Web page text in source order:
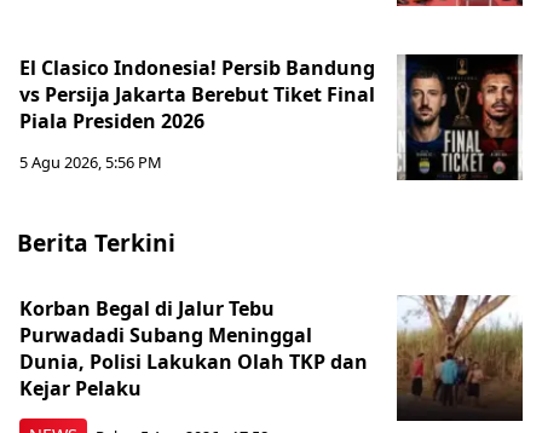
El Clasico Indonesia! Persib Bandung
vs Persija Jakarta Berebut Tiket Final
Piala Presiden 2026
5 Agu 2026, 5:56 PM
Berita Terkini
Korban Begal di Jalur Tebu
Purwadadi Subang Meninggal
Dunia, Polisi Lakukan Olah TKP dan
Kejar Pelaku